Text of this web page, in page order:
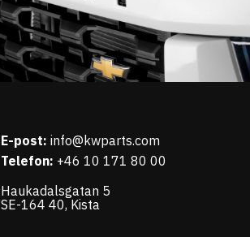
E-post: info@kwparts.com
Telefon: +46 10 171 80 00
Haukadalsgatan 5
SE-164 40, Kista